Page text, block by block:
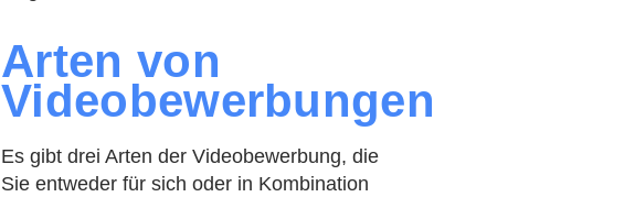
Arten von
Videobewerbungen
Es gibt drei Arten der Videobewerbung, die
Sie entweder für sich oder in Kombination